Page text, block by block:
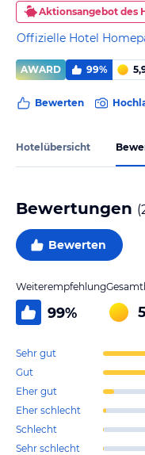
Aktionsangebot des
Offizielle Hotel
AWARD 99%
Bewerten
Hotelübersicht
Bewertungen (
Bewerten
Weiterempfehlung
99%
Sehr gut
Gut
Eher gut
Eher schlecht
Schlecht
Sehr schlecht